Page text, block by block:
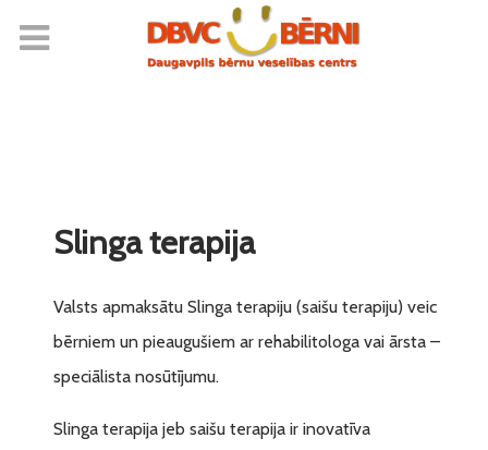
Slinga terapija
Valsts apmaksātu Slinga terapiju (saišu terapiju) veic
bērniem un pieaugušiem ar rehabilitologa vai ārsta –
speciālista nosūtījumu.
Slinga terapija jeb saišu terapija ir inovatīva